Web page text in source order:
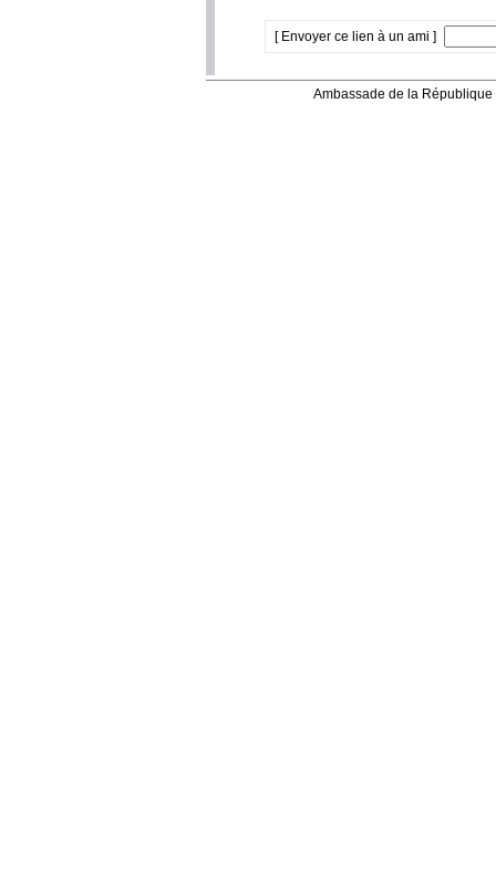
[ Envoyer ce lien à un ami ]
Ambassade de la